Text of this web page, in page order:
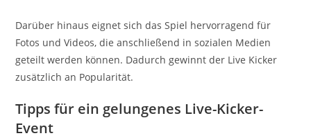
Darüber hinaus eignet sich das Spiel hervorragend für
Fotos und Videos, die anschließend in sozialen Medien
geteilt werden können. Dadurch gewinnt der Live Kicker
zusätzlich an Popularität.
Tipps für ein gelungenes Live-Kicker-
Event